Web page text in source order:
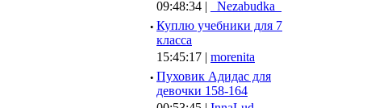
09:48:34 |
_Nezabudka_
· Куплю учебники для 7
класса
15:45:17 | morenita
· Пуховик Адидас для
девочки 158-164